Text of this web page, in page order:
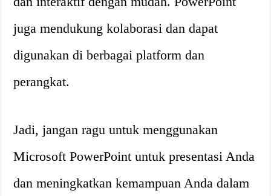
juga mendukung kolaborasi dan dapat
digunakan di berbagai platform dan
perangkat.
Jadi, jangan ragu untuk menggunakan
Microsoft PowerPoint untuk presentasi Anda
dan meningkatkan kemampuan Anda dalam